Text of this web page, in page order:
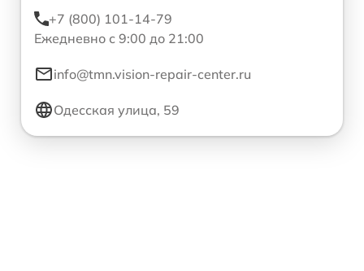
+7 (800) 101-14-79
Ежедневно с 9:00 до 21:00
info@tmn.vision-repair-center.ru
Одесская улица, 59